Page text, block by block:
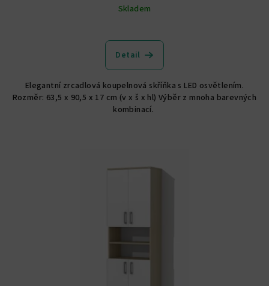
Skladem
hodnocení
produktu
z
5
hvězdiček.
Detail
Elegantní zrcadlová koupelnová skříňka s LED osvětlením.
Rozměr: 63,5 x 90,5 x 17 cm (v x š x hl) Výběr z mnoha barevných
kombinací.